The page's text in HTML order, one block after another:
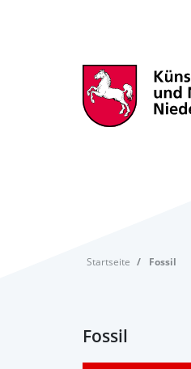
Startseite Fossil
Fossil